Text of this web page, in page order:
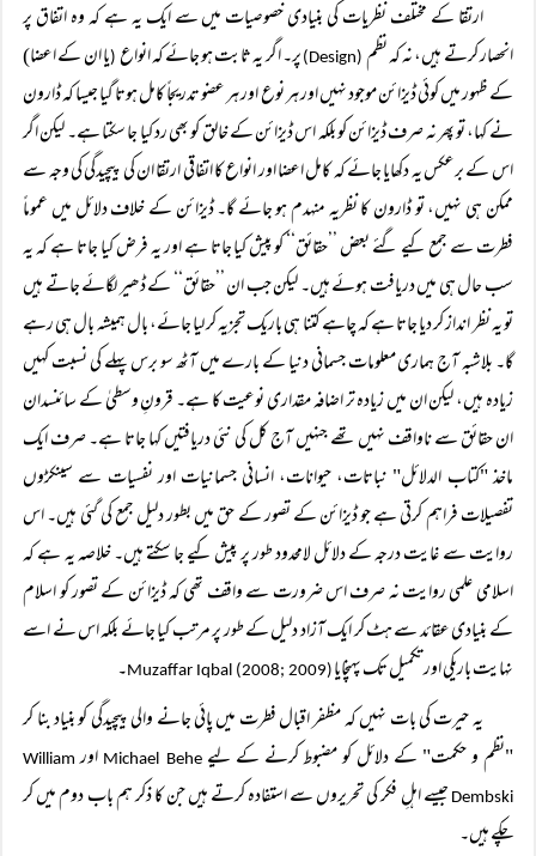
ارتقا کے مختلف نظریات کی بنیادی خصوصیات میں سے ایک یہ ہے کہ وہ اتفاق پر
انحصار کرتے ہیں، نہ کہ نظم(Design) پر۔ اگر یہ ثابت ہو جائے کہ انواع (یا ان کے اعضا)
کے ظہور میں کوئی ڈیزائن موجود نہیں اور ہر نوع اور ہر عضو تدریجاً کامل ہوتا گیا جیسا کہ ڈارون
نے کہا، تو پھر نہ صرف ڈیزائن کو بلکہ اس ڈیزائن کے خالق کو بھی رد کیا جا سکتا ہے۔ لیکن اگر
اس کے برعکس یہ دکھایا جائے کہ کامل اعضا اور انواع کا اتفاقی ارتقا ان کی پیچیدگی کی وجہ سے
ممکن ہی نہیں، تو ڈارون کا نظریہ منہدم ہو جائے گا۔ ڈیزائن کے خلاف دلائل میں عموماً
فطرت سے جمع کیے گئے بعض ’’حقائق‘‘ کو پیش کیا جاتا ہے اور یہ فرض کیا جاتا ہے کہ یہ
سب حال ہی میں دریافت ہوئے ہیں۔ لیکن جب ان ’’حقائق‘‘ کے ڈھیر لگائے جاتے ہیں
تو یہ نظر انداز کر دیا جاتا ہے کہ چاہے کتنا ہی باریک تجزیہ کر لیا جائے، بال ہمیشہ بال ہی رہے
گا۔ بلاشبہ آج ہماری معلومات جسمانی دنیا کے بارے میں آٹھ سو برس پہلے کی نسبت کہیں
زیادہ ہیں، لیکن ان میں زیادہ تر اضافہ مقداری نوعیت کا ہے۔ قرونِ وسطیٰ کے سائنسدان
ان حقائق سے ناواقف نہیں تھے جنہیں آج کل کی نئی دریافتیں کہا جاتا ہے۔ صرف ایک
ماخذ "کتاب الدلائل" نباتات، حیوانات، انسانی جسمانیات اور نفسیات سے سینکڑوں
تفصیلات فراہم کرتی ہے جو ڈیزائن کے تصور کے حق میں بطور دلیل جمع کی گئی ہیں۔ اس
روایت سے غایت درجہ کے دلائل لامحدود طور پر پیش کیے جا سکتے ہیں۔ خلاصہ یہ ہے کہ
اسلامی علمی روایت نہ صرف اس ضرورت سے واقف تھی کہ ڈیزائن کے تصور کو اسلام
کے بنیادی عقائد سے ہٹ کر ایک آزاد دلیل کے طور پر مرتب کیا جائے بلکہ اس نے اسے
نہایت باریکی اور تکمیل تک پہنچایاMuzaffar Iqbal (2008; 2009)۔
یہ حیرت کی بات نہیں کہ مظفر اقبال فطرت میں پائی جانے والی پیچیدگی کو بنیاد بنا کر
"نظم و حکمت" کے دلائل کو مضبوط کرنے کے لیےMichael Behe اور William
Dembski جیسے اہلِ فکر کی تحریروں سے استفادہ کرتے ہیں جن کا ذکر ہم باب دوم میں کر
چکے ہیں۔